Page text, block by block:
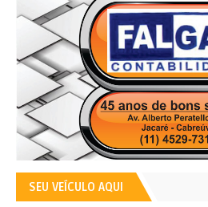
SEU VEÍCULO AQUI